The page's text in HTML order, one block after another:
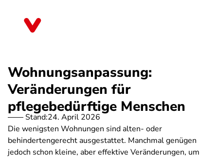
Wohnungsanpassung:
Veränderungen für
pflegebedürftige Menschen
Stand:24. April 2026
Die wenigsten Wohnungen sind alten- oder
behindertengerecht ausgestattet. Manchmal genügen
jedoch schon kleine, aber effektive Veränderungen, um